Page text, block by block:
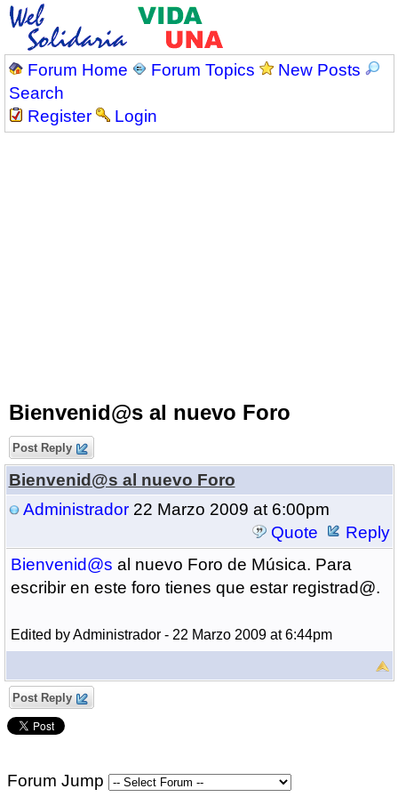
Forum Home Forum Topics
New Posts
Search
Register
Login
Bienvenid@s al nuevo Foro
Post Reply
Bienvenid@s al nuevo Foro
Administrador22 Marzo 2009 at 6:00pm
Quote
Reply
Bienvenid@s al nuevo Foro de Música. Para
escribir en este foro tienes que estar registrad@.
Edited by Administrador - 22 Marzo 2009 at 6:44pm
Post Reply
Forum Jump